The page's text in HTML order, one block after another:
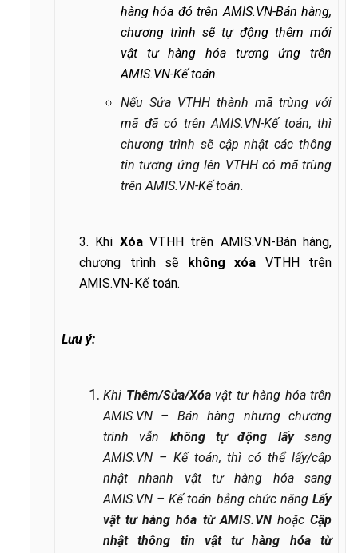
hàng hóa đó trên AMIS.VN-Bán hàng,
chương trình sẽ tự động thêm mới
vật tư hàng hóa tương ứng trên
AMIS.VN-Kế toán.
Nếu Sửa VTHH thành mã trùng với
mã đã có trên AMIS.VN-Kế toán, thì
chương trình sẽ cập nhật các thông
tin tương ứng lên VTHH có mã trùng
trên AMIS.VN-Kế toán.
3. Khi XóaVTHH trên AMIS.VN-Bán hàng,
chương trình sẽ
không xóa VTHH trên
AMIS.VN-Kế toán.
Lưu ý:
Khi Thêm/Sửa/Xóa vật tư hàng hóa trên
AMIS.VN – Bán hàng nhưng chương
trình vẫn không tự động lấysang
AMIS.VN – Kế toán, thì có thể lấy/cập
nhật nhanh vật tư hàng hóa sang
AMIS.VN – Kế toán bằng chức năng Lấy
vật tư hàng hóa từ AMIS.VNhoặcCập
nhật thông tin vật tư hàng hóa từ